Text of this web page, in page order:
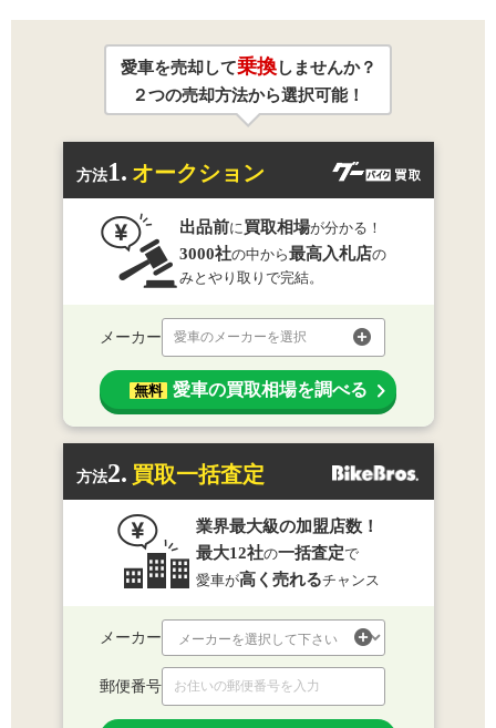
愛車を売却して乗換しませんか？
２つの売却方法から選択可能！
方法1. オークション
出品前に買取相場が分かる！
3000社の中から最高入札店の
みとやり取りで完結。
メーカー 愛車のメーカーを選択
無料 愛車の買取相場を調べる
方法2. 買取一括査定
業界最大級の加盟店数！
最大12社の一括査定で
愛車が高く売れるチャンス
メーカー
郵便番号